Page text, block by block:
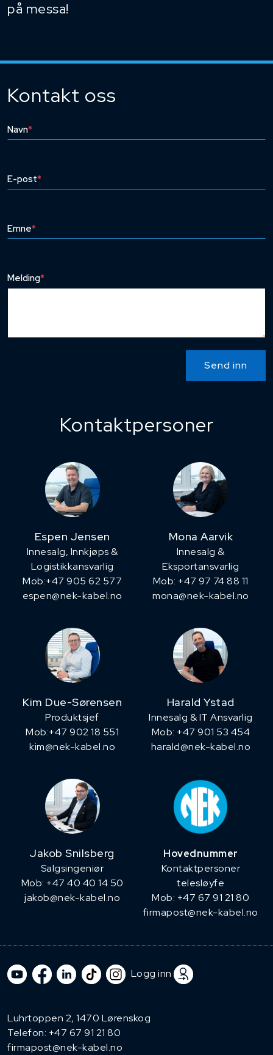
på messa!
Kontakt oss
Navn*
E-post*
Emne*
Melding*
Send inn
Kontaktpersoner
Espen Jensen
Innesalg, ​Innkjøps &
Logistikkansvarlig
Mob:+47 905 62 577
espen@nek-kabel.no
Mona Aarvik
Innesalg &
Eksportansvarlig
Mob: +47 97 74 88 11
mona@nek-kabel.no
Kim Due-Sørensen
Produktsjef
​Mob:+47 902 18 551
kim@nek-kabel.no
Harald Ystad
Innesalg & IT Ansvarlig
Mob: +47 901 53 454
harald@nek-kabel.no
Jakob Snilsberg
​Salgsingeniør
Mob: +47 40 40 14 50
jakob@nek-kabel.no
Hovednummer
Kontaktpersoner
telesløyfe
Mob: +47 67 91 21 80
firmapost@nek-kabel.no
Logg inn
Luhrtoppen 2, 1470 Lørenskog
Telefon: +47 67 91 21 80
firmapost@nek-kabel.no